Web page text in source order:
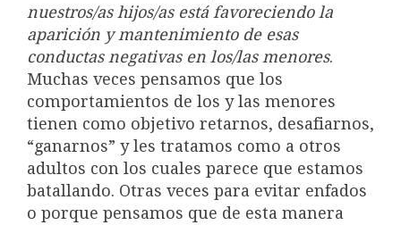
nuestros/as hijos/as está favoreciendo la
aparición y mantenimiento de esas
conductas negativas en los/las menores.
Muchas veces pensamos que los
comportamientos de los y las menores
tienen como objetivo retarnos, desafiarnos,
“ganarnos” y les tratamos como a otros
adultos con los cuales parece que estamos
batallando. Otras veces para evitar enfados
o porque pensamos que de esta manera